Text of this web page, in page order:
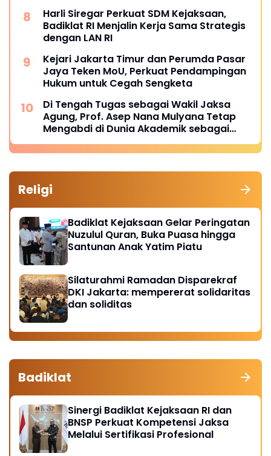
Harli Siregar Perkuat SDM Kejaksaan,
Badiklat RI Menjalin Kerja Sama Strategis
dengan LAN RI
Kejari Jakarta Timur dan Perumda Pasar
Jaya Teken MoU, Perkuat Pendampingan
Hukum untuk Cegah Sengketa
Di Tengah Tugas sebagai Wakil Jaksa
Agung, Prof. Asep Nana Mulyana Tetap
Mengabdi di Dunia Akademik sebagai
Penguji Promosi Doktor Unpad
Religi
Badiklat Kejaksaan Gelar Peringatan
Nuzulul Quran, Buka Puasa hingga
Santunan Anak Yatim Piatu
Silaturahmi Ramadan Disparekraf
DKI Jakarta: mempererat solidaritas
dan soliditas
Badiklat
Sinergi Badiklat Kejaksaan RI dan
BNSP Perkuat Kompetensi Jaksa
Melalui Sertifikasi Profesional